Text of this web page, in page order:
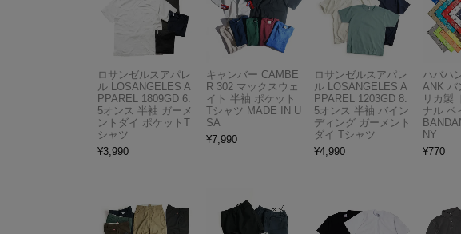
ロサンゼルスアパレ
ル LOSANGELES A
PPAREL 1809GD 6.
5オンス 半袖 ガーメ
ントダイ ポケットT
シャツ
¥3,990
キャンバー CAMBE
R 302 マックスウェ
イト 半袖 ポケット
Tシャツ MADE IN U
SA
¥7,990
ロサンゼルスアパレ
ル LOSANGELES A
PPAREL 1203GD 8.
5オンス 半袖 バイン
ディング ガーメント
ダイ Tシャツ
¥4,990
ハバハ
ANK バ
リカ製
ナル ペ
NY
¥770